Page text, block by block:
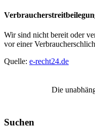
Wir sind nicht bereit oder
vor einer
Quelle: e-recht24.de
Die
Suchen